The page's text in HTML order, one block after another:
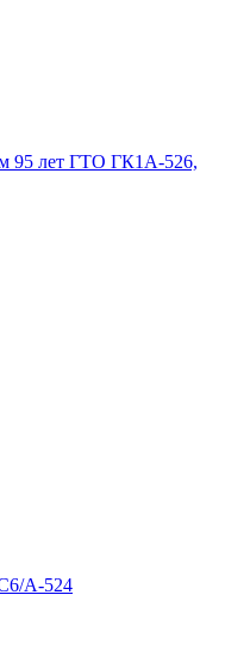
95 лет ГТО ГК1А-526,
А-524